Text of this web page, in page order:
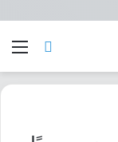
بحث